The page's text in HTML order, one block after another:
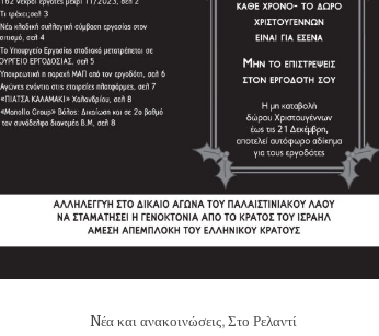
Nέα και ανακοινώσεις,Στο Ρελαντί